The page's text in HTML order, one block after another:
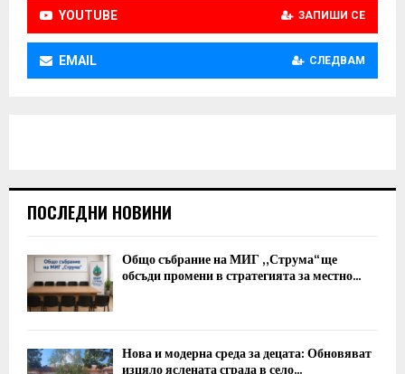
YOUTUBE ЗАПИШИ СЕ
EMAIL СЛЕДВАМ
ПОСЛЕДНИ НОВИНИ
Общо събрание на МИГ „Струма“ ще
обсъди промени в стратегията за местно...
Нова и модерна среда за децата: Обновяват